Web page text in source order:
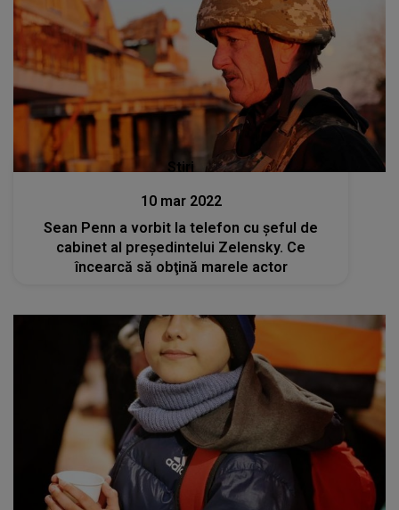
Stiri
10 mar 2022
Sean Penn a vorbit la telefon cu şeful de
cabinet al preşedintelui Zelensky. Ce
încearcă să obţină marele actor